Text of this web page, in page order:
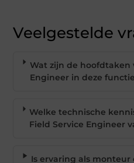
Veelgestelde
Wat zijn de hoofdtaken
Engineer in deze
Welke technische
Field Service Engineer
Is ervaring als